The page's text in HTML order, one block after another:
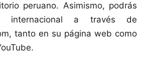
peruano. Asimismo, podrás
a través de
tanto en su página web como